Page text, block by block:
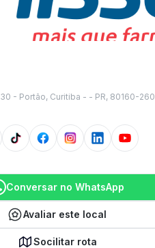
- Portão, Curitiba - - PR, 80160-260
Conversar no WhatsApp
Avaliar este local
Socilitar rota